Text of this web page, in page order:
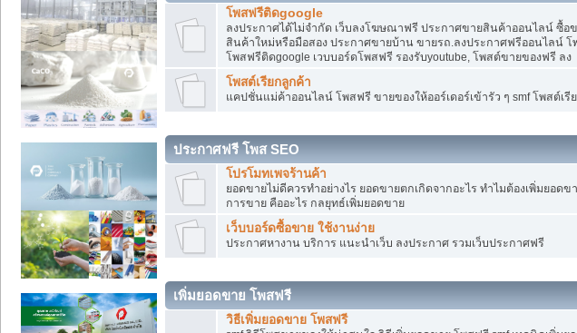
โพสฟรีติดgoogle
ลงประกาศได้ไม่จำกัด เว็บลงโฆษณาฟรี ประกาศขายสินค้าออนไลน์ ซื้อ
สินค้าใหม่หรือมือสอง ประกาศขายบ้าน ขายรถ.ลงประกาศฟรีออนไลน์ โ
โพสฟรีติดgoogle เวบบอร์ดโพสฟรี รองรับyoutube, โพสต์ขายของฟรี ลง
โพสต์เรียกลูกค้า
แคปชั่นแม่ค้าออนไลน์ โพสฟรี ขายของให้ออร์เดอร์เข้ารัว ๆ smf โพสต์เรี
ประกาศฟรี โพส SEO
โปรโมทเพจร้านค้า
ยอดขายไม่ดีควรทำอย่างไร ยอดขายตกเกิดจากอะไร ทำไมต้องเพิ่มยอดข
การขาย คืออะไร กลยุทธ์เพิ่มยอดขาย
เว็บบอร์ดซื้อขาย ใช้งานง่าย
ประกาศหางาน บริการ แนะนำเว็บ ลงประกาศ รวมเว็บประกาศฟรี
เพิ่มยอดขาย โพสฟรี
วิธีเพิ่มยอดขาย โพสฟรี